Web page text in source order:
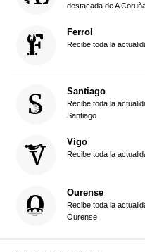
destacada de A
Ferrol
Recibe toda la
Santiago
Recibe toda la
Santiago
Vigo
Recibe toda la
Ourense
Recibe toda la
Ourense